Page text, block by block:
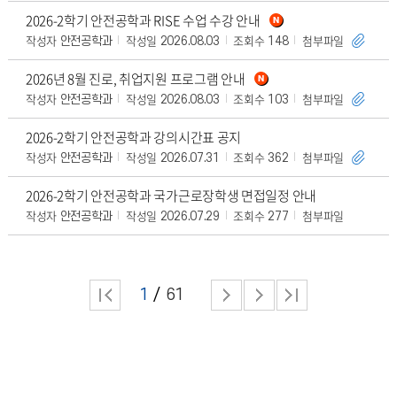
2026-2학기 안전공학과 RISE 수업 수강 안내
작성자 안전공학과 작성일 2026.08.03 조회수 148 첨부파일
2026년 8월 진로, 취업지원 프로그램 안내
작성자 안전공학과 작성일 2026.08.03 조회수 103 첨부파일
2026-2학기 안전공학과 강의시간표 공지
작성자 안전공학과 작성일 2026.07.31 조회수 362 첨부파일
2026-2학기 안전공학과 국가근로장학생 면접일정 안내
작성자 안전공학과 작성일 2026.07.29 조회수 277 첨부파일
1 61